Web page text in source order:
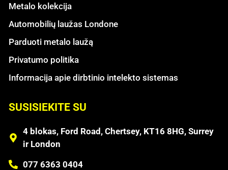
Metalo kolekcija
Automobilių laužas Londone
Parduoti metalo laužą
Privatumo politika
Informacija apie dirbtinio intelekto sistemas
SUSISIEKITE SU
4 blokas, Ford Road, Chertsey, KT16 8HG, Surrey
ir London
077 6363 0404